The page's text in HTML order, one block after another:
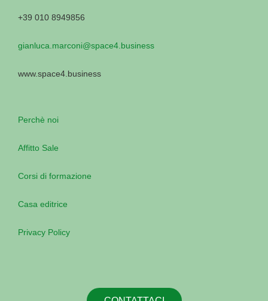
+39 010 8949856
gianluca.marconi@space4.business
www.space4.business
Perchè noi
Affitto Sale
Corsi di formazione
Casa editrice
Privacy Policy